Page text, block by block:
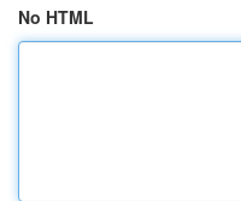
No HTML